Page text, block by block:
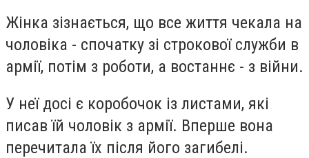
Жінка зізнається, що все життя чекала на
чоловіка - спочатку зі строкової служби в
армії, потім з роботи, а востаннє - з війни.
У неї досі є коробочок із листами, які
писав їй чоловік з армії. Вперше вона
перечитала їх після його загибелі.